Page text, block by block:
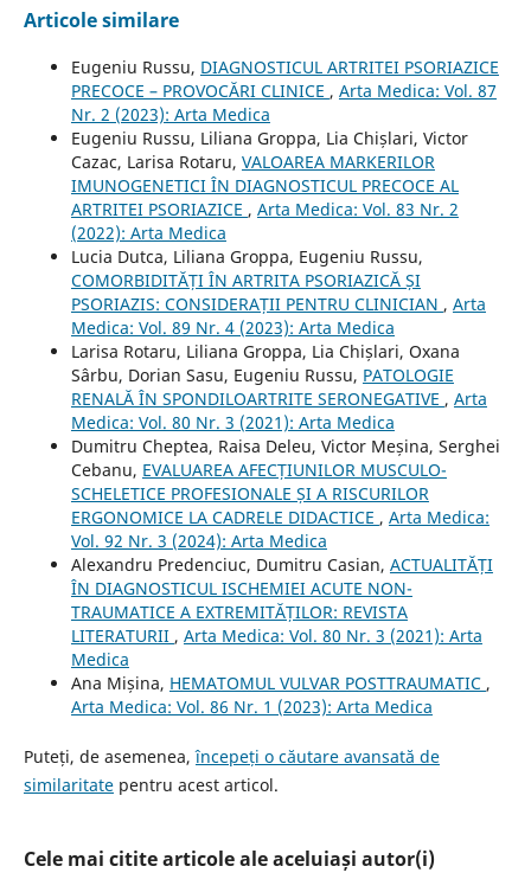
Articole similare
Eugeniu Russu, DIAGNOSTICUL ARTRITEI PSORIAZICE
PRECOCE – PROVOCĂRI CLINICE , Arta Medica: Vol. 87
Nr. 2 (2023): Arta Medica
Eugeniu Russu, Liliana Groppa, Lia Chișlari, Victor
Cazac, Larisa Rotaru, VALOAREA MARKERILOR
IMUNOGENETICI ÎN DIAGNOSTICUL PRECOCE AL
ARTRITEI PSORIAZICE , Arta Medica: Vol. 83 Nr. 2
(2022): Arta Medica
Lucia Dutca, Liliana Groppa, Eugeniu Russu,
COMORBIDITĂȚI ÎN ARTRITA PSORIAZICĂ ȘI
PSORIAZIS: CONSIDERAȚII PENTRU CLINICIAN , Arta
Medica: Vol. 89 Nr. 4 (2023): Arta Medica
Larisa Rotaru, Liliana Groppa, Lia Chișlari, Oxana
Sârbu, Dorian Sasu, Eugeniu Russu, PATOLOGIE
RENALĂ ÎN SPONDILOARTRITE SERONEGATIVE , Arta
Medica: Vol. 80 Nr. 3 (2021): Arta Medica
Dumitru Cheptea, Raisa Deleu, Victor Meșina, Serghei
Cebanu, EVALUAREA AFECȚIUNILOR MUSCULO-
SCHELETICE PROFESIONALE ȘI A RISCURILOR
ERGONOMICE LA CADRELE DIDACTICE , Arta Medica:
Vol. 92 Nr. 3 (2024): Arta Medica
Alexandru Predenciuc, Dumitru Casian, ACTUALITĂȚI
ÎN DIAGNOSTICUL ISCHEMIEI ACUTE NON-
TRAUMATICE A EXTREMITĂȚILOR: REVISTA
LITERATURII , Arta Medica: Vol. 80 Nr. 3 (2021): Arta
Medica
Ana Mișina, HEMATOMUL VULVAR POSTTRAUMATIC ,
Arta Medica: Vol. 86 Nr. 1 (2023): Arta Medica
Puteți, de asemenea,începeți o căutare avansată de
similaritatepentru acest articol.
Cele mai citite articole ale aceluiași autor(i)